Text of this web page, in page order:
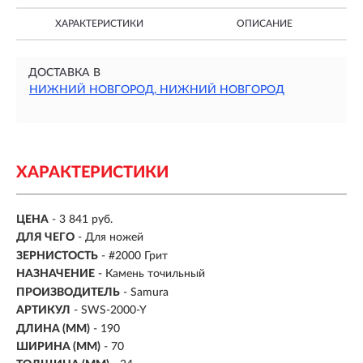
ХАРАКТЕРИСТИКИ ОПИСАНИЕ
ДОСТАВКА В
НИЖНИЙ НОВГОРОД, НИЖНИЙ НОВГОРОД
ХАРАКТЕРИСТИКИ
ЦЕНА - 3 841 руб.
ДЛЯ ЧЕГО - Для ножей
ЗЕРНИСТОСТЬ - #2000 Грит
НАЗНАЧЕНИЕ - Камень точильный
ПРОИЗВОДИТЕЛЬ - Samura
АРТИКУЛ - SWS-2000-Y
ДЛИНА (ММ) - 190
ШИРИНА (ММ) - 70